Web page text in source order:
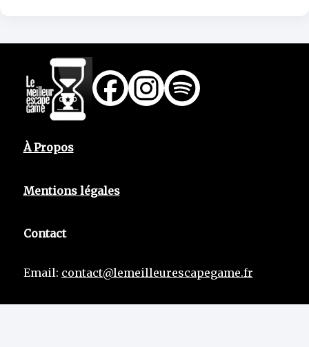
À Propos
Mentions légales
Contact
Email: contact@lemeilleurescapegame.fr